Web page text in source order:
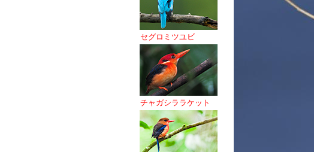
セグロミツユビ
チャガシララケット